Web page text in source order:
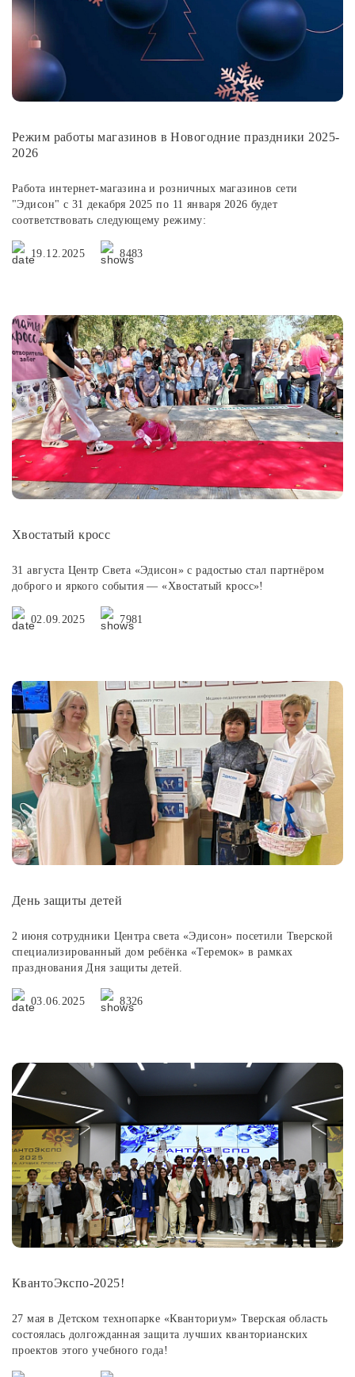
Комплектующие
Каталог
О нас
Бренды
Контакты
Режим работы магазинов в Новогодние праздники 2025-
2026
Работа интернет-магазина и розничных магазинов сети
"Эдисон" с 31 декабря 2025 по 11 января 2026 будет
соответствовать следующему режиму:
19.12.2025 8483
Хвостатый кросс
31 августа Центр Света «Эдисон» с радостью стал партнёром
доброго и яркого события — «Хвостатый кросс»!
02.09.2025 7981
День защиты детей
2 июня сотрудники Центра света «Эдисон» посетили Тверской
специализированный дом ребёнка «Теремок» в рамках
празднования Дня защиты детей.
03.06.2025 8326
КвантоЭкспо-2025!
27 мая в Детском технопарке «Кванториум» Тверская область
состоялась долгожданная защита лучших кванторианских
проектов этого учебного года!